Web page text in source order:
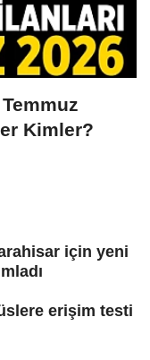
Kimler?
için yeni
erişim testi